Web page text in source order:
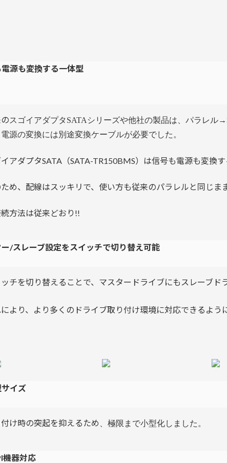
源も変換する一体型
スゴイアダプタSATAシリーズや他社の製品は、パラレル
源の変換には別途変換ケーブルが必要でした。
アダプタSATA（SATA-TR150BMS）は信号も電源も変換す
め、配線はスッキリで、使い方も従来のパラレルと同じま
方法は従来どおり!!
/スレーブ設定をスイッチで切り替え可能
ッチを切り替えることで、マスタードライブにもスレーブド
により、より多くのドライブ取り付け環境に対応できるよう
イズ
け時の突起を抑えるため 、極限まで小型化しました。
機器対応